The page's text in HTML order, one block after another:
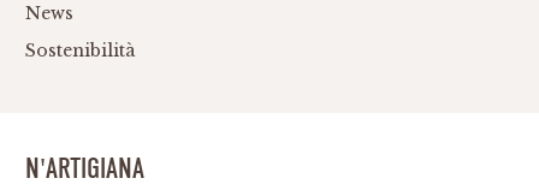
News
Sostenibilità
N'ARTIGIANA